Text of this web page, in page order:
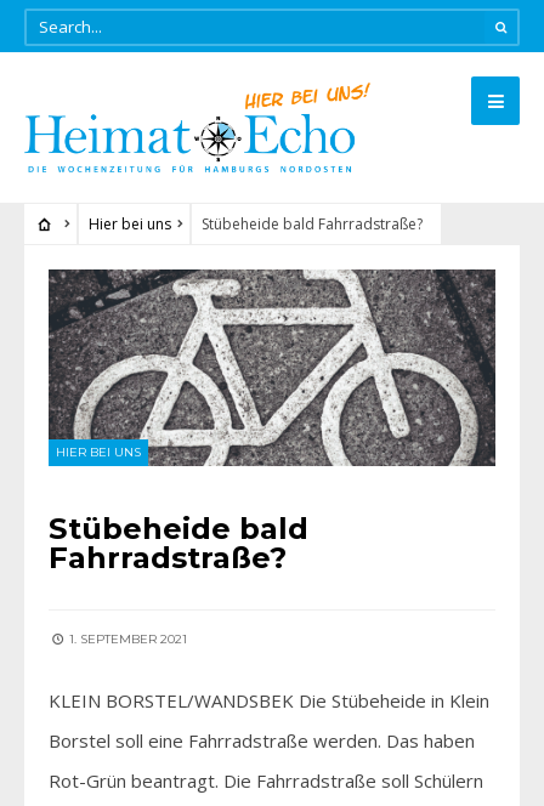
Hier bei uns Stübeheide bald Fahrradstraße?
HIER BEI UNS
Stübeheide bald
Fahrradstraße?
1. SEPTEMBER 2021
KLEIN BORSTEL/WANDSBEK Die Stübeheide in Klein
Borstel soll eine Fahrradstraße werden. Das haben
Rot-Grün beantragt. Die Fahrradstraße soll Schülern